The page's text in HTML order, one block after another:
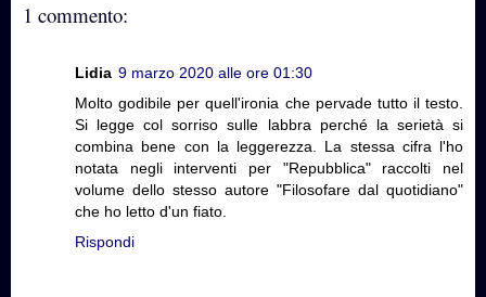
1 commento:
Lidia 9 marzo 2020 alle ore 01:30
Molto godibile per quell'ironia che pervade tutto il testo.
Si legge col sorriso sulle labbra perché la serietà si
combina bene con la leggerezza. La stessa cifra l'ho
notata negli interventi per "Repubblica" raccolti nel
volume dello stesso autore "Filosofare dal quotidiano"
che ho letto d'un fiato.
Rispondi